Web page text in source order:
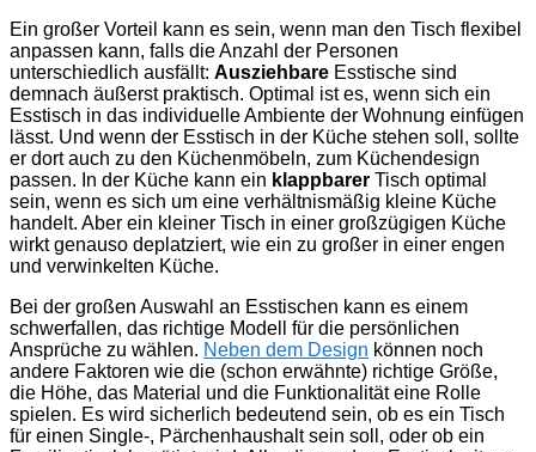
Ein großer Vorteil kann es sein, wenn man den Tisch flexibel
anpassen kann, falls die Anzahl der Personen
unterschiedlich ausfällt: Ausziehbare Esstische sind
demnach äußerst praktisch. Optimal ist es, wenn sich ein
Esstisch in das individuelle Ambiente der Wohnung einfügen
lässt. Und wenn der Esstisch in der Küche stehen soll, sollte
er dort auch zu den Küchenmöbeln, zum Küchendesign
passen. In der Küche kann ein klappbarer Tisch optimal
sein, wenn es sich um eine verhältnismäßig kleine Küche
handelt. Aber ein kleiner Tisch in einer großzügigen Küche
wirkt genauso deplatziert, wie ein zu großer in einer engen
und verwinkelten Küche.
Bei der großen Auswahl an Esstischen kann es einem
schwerfallen, das richtige Modell für die persönlichen
Ansprüche zu wählen. Neben dem Design können noch
andere Faktoren wie die (schon erwähnte) richtige Größe,
die Höhe, das Material und die Funktionalität eine Rolle
spielen. Es wird sicherlich bedeutend sein, ob es ein Tisch
für einen Single-, Pärchenhaushalt sein soll, oder ob ein